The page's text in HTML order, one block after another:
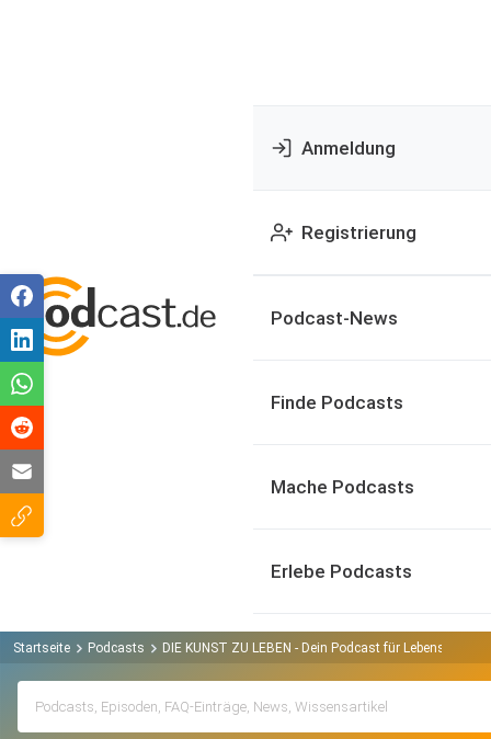
Anmeldung
Registrierung
Podcast-News
Finde Podcasts
Mache Podcasts
Erlebe Podcasts
Startseite Podcasts DIE KUNST ZU LEBEN - Dein Podcast für